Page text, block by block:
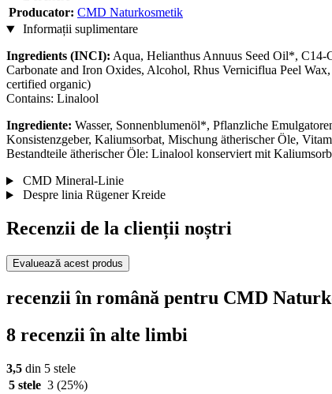
Producator: CMD Naturkosmetik
Informații suplimentare
Ingredients (INCI): Aqua, Helianthus Annuus Seed Oil*,
Carbonate and Iron Oxides, Alcohol, Rhus Verniciflua Peel
certified organic)
Contains: Linalool
Ingrediente: Wasser, Sonnenblumenöl*, Pflanzliche
Konsistenzgeber, Kaliumsorbat, Mischung ätherischer Öle,
Bestandteile ätherischer Öle: Linalool konserviert mit
CMD Mineral-Linie
Despre linia Rügener Kreide
Recenzii de la clienții noștri
Evaluează acest produs
recenzii în română pentru CMD
8 recenzii în alte limbi
3,5 din 5 stele
5 stele 3 (25%)